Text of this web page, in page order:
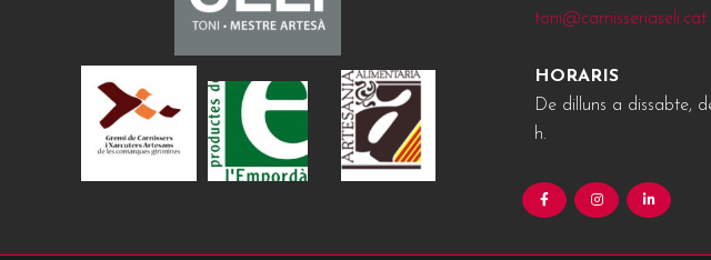
toni@carnisseriaseli.cat
HORARIS
De dilluns a dissabte,
h.